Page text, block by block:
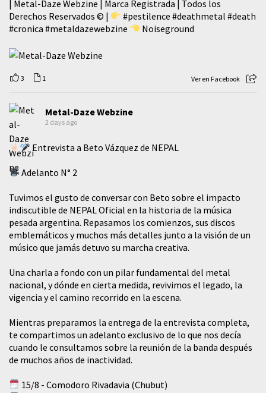
| Metal-Daze Webzine | Marca Registrada | Todos los
Derechos Reservados © |
#pestilence #deathmetal #death
#cronica #metaldazewebzine Noiseground
3 1 Ver en Facebook
Metal-Daze Webzine
2 days ago
Entrevista a Beto Vázquez de NEPAL
Adelanto N° 2
Tuvimos el gusto de conversar con Beto sobre el impacto
indiscutible de NEPAL Oficial en la historia de la música
pesada argentina. Repasamos los comienzos, sus discos
emblemáticos y muchos más detalles junto a la visión de un
músico que jamás detuvo su marcha creativa.
​Una charla a fondo con un pilar fundamental del metal
nacional, y dónde en cierta medida, revivimos el legado, la
vigencia y el camino recorrido en la escena.
Mientras preparamos la entrega de la entrevista completa,
te compartimos un adelanto exclusivo de lo que nos decía
cuando le consultamos sobre la reunión de la banda después
de muchos años de inactividad.
15/8 - Comodoro Rivadavia (Chubut)